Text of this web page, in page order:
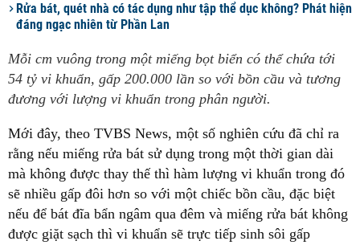
Rửa bát, quét nhà có tác dụng như tập thể dục không? Phát hiện
đáng ngạc nhiên từ Phần Lan
Mỗi cm vuông trong một miếng bọt biển có thể chứa tới
54 tỷ vi khuẩn, gấp 200.000 lần so với bồn cầu và tương
đương với lượng vi khuẩn trong phân người.
Mới đây, theo TVBS News, một số nghiên cứu đã chỉ ra
rằng nếu miếng rửa bát sử dụng trong một thời gian dài
mà không được thay thế thì hàm lượng vi khuẩn trong đó
sẽ nhiều gấp đôi hơn so với một chiếc bồn cầu, đặc biệt
nếu để bát đĩa bẩn ngâm qua đêm và miếng rửa bát không
được giặt sạch thì vi khuẩn sẽ trực tiếp sinh sôi gấp